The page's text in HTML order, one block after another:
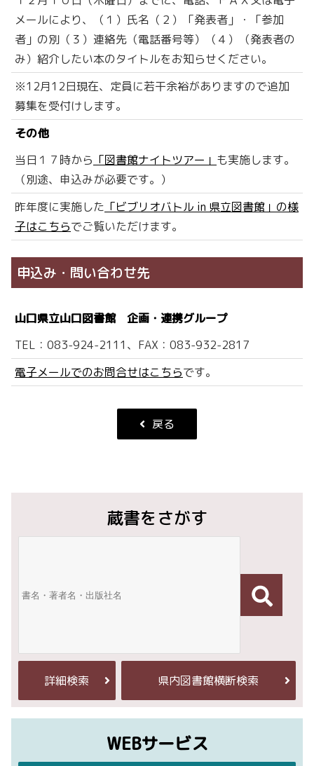
メールにより、（１）氏名（２）「発表者」・「参加
者」の別（３）連絡先（電話番号等）（４）（発表者の
み）紹介したい本のタイトルをお知らせください。
※12月12日現在、定員に若干余裕がありますので追加
募集を受付けします。
その他
当日１７時から 「図書館ナイトツアー」 も実施します。
（別途、申込みが必要です。）
昨年度に実施した 「ビブリオバトル in 県立図書館」の様
子はこちらでご覧いただけます。
申込み・問い合わせ先
山口県立山口図書館 企画・連携グループ
TEL：083-924-2111、FAX：083-932-2817
電子メールでのお問合せはこちらです。
戻る
蔵書をさがす
詳細検索 県内図書館横断検索
WEBサービス